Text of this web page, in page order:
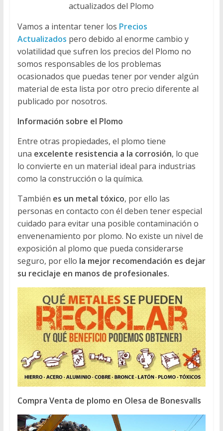
actualizados del Plomo
Vamos a intentar tener los Precios
Actualizados pero debido al enorme cambio y
volatilidad que sufren los precios del Plomo no
somos responsables de los problemas
ocasionados que puedas tener por vender algún
material de esta lista por otro precio diferente al
publicado por nosotros.
Información sobre el Plomo
Entre otras propiedades, el plomo tiene
una excelente resistencia a la corrosión, lo que
lo convierte en un material ideal para industrias
como la construcción o la química.
También es un metal tóxico, por ello las
personas en contacto con él deben tener especial
cuidado para evitar una posible contaminación o
envenenamiento por plomo. No existe un nivel de
exposición al plomo que pueda considerarse
seguro, por ello la mejor recomendación es dejar
su reciclaje en manos de profesionales.
Compra Venta de plomo en Olesa de Bonesvalls